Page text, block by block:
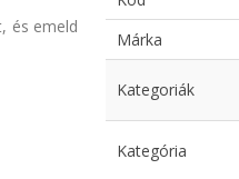
és emeld
Márka
Kategoriák
Kategória